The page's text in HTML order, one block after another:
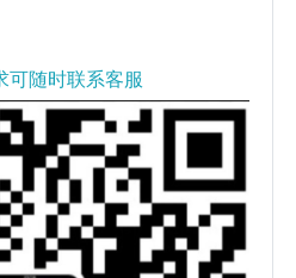
可随时联系客服